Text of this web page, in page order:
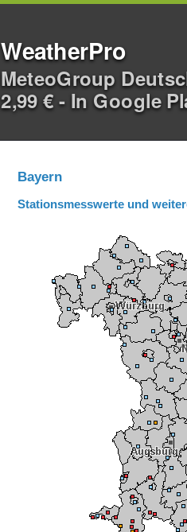
WeatherPro
MeteoGroup
2,99 € - In Google
Bayern
Stationsmesswerte und